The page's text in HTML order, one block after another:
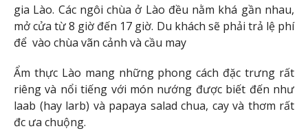
gia Lào. Các ngôi chùa ở Lào đều nằm khá gần nhau,
mở cửa từ 8 giờ đến 17 giờ. Du khách sẽ phải trả lệ phí
để vào chùa vãn cảnh và cầu may
Ẩm thực Lào mang những phong cách đặc trưng rất
riêng và nổi tiếng với món nướng được biết đến như
laab (hay larb) và papaya salad chua, cay và thơm rất
đc ưa chuộng.